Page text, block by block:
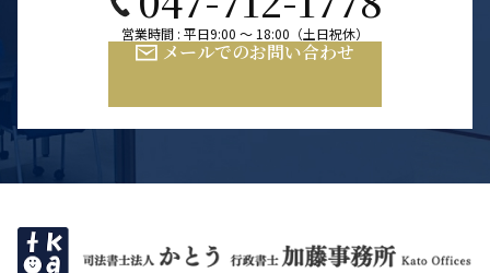
営業時間 : 平日9:00 ～ 18:00（土日祝休）
メールでのお問い合わせ